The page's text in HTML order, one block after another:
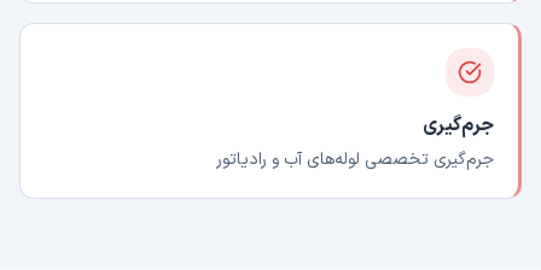
جرم‌گیری
جرم‌گیری تخصصی لوله‌های آب و رادیاتور